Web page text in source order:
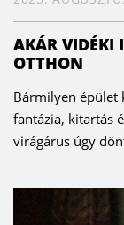
AKÁR VIDÉKI
OTTHON
Bármilyen épület
fantázia, kitartás
virágárus úgy